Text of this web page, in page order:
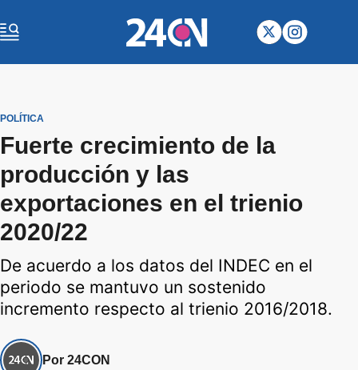
POLÍTICA
Fuerte crecimiento de la
producción y las
exportaciones en el trienio
2020/22
De acuerdo a los datos del INDEC en el
periodo se mantuvo un sostenido
incremento respecto al trienio 2016/2018.
Por 24CON